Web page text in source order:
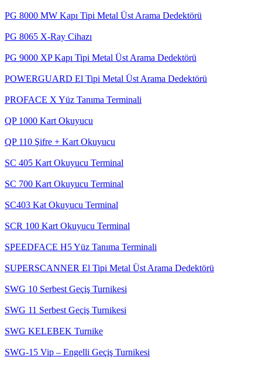
PG 8000 MW Kapı Tipi Metal Üst Arama Dedektörü
PG 8065 X-Ray Cihazı
PG 9000 XP Kapı Tipi Metal Üst Arama Dedektörü
POWERGUARD El Tipi Metal Üst Arama Dedektörü
PROFACE X Yüz Tanıma Terminali
QP 1000 Kart Okuyucu
QP 110 Şifre + Kart Okuyucu
SC 405 Kart Okuyucu Terminal
SC 700 Kart Okuyucu Terminal
SC403 Kat Okuyucu Terminal
SCR 100 Kart Okuyucu Terminal
SPEEDFACE H5 Yüz Tanıma Terminali
SUPERSCANNER El Tipi Metal Üst Arama Dedektörü
SWG 10 Serbest Geçiş Turnikesi
SWG 11 Serbest Geçiş Turnikesi
SWG KELEBEK Turnike
SWG-15 Vip – Engelli Geçiş Turnikesi